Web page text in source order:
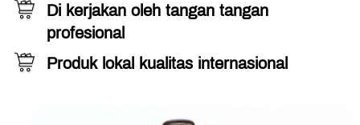
Di kerjakan oleh tangan tangan
profesional
Produk lokal kualitas internasional